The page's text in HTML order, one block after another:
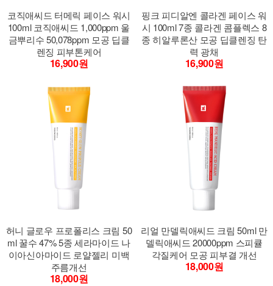
코직애씨드 터메릭 페이스 워시
100ml 코직애씨드 1,000ppm 울
금뿌리수 50,078ppm 모공 딥클
렌징 피부톤케어
16,900원
핑크 피디알엔 콜라겐 페이스 워
시 100ml 7종 콜라겐 콤플렉스 8
종 히알루론산 모공 딥클렌징 탄
력 광채
16,900원
허니 글로우 프로폴리스 크림 50
ml 꿀수 47% 5종 세라마이드 나
이아신아마이드 로얄젤리 미백
주름개선
18,000원
리얼 만델릭애씨드 크림 50ml 만
델릭애씨드 20000ppm 스피큘
각질케어 모공 피부결 개선
18,000원